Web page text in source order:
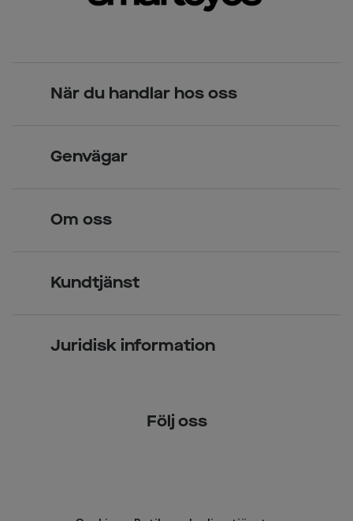
När du handlar hos oss
Över 70 butiker
Genvägar
Kontaktlinser
Om oss
Kundtjänst
Juridisk information
Följ oss